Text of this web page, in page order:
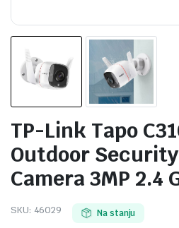
TP-Link Tapo
Outdoor
Camera 3MP 2.4
SKU: 46029 Na stanju